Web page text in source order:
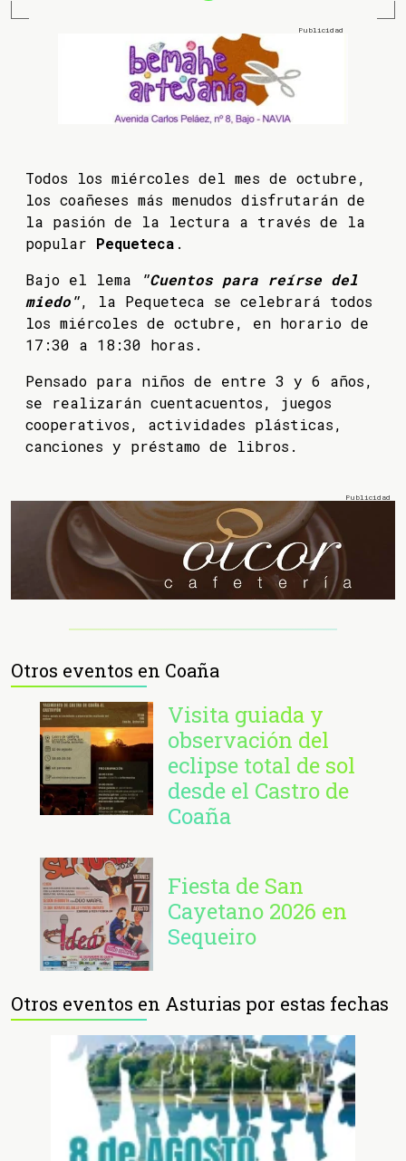
Todos los miércoles del mes de octubre,
los coañeses más menudos disfrutarán de
la pasión de la lectura a través de la
popular Pequeteca .
Bajo el lema
"Cuentos para reírse del
miedo", la Pequeteca se celebrará todos
los miércoles de octubre, en horario de
17:30 a 18:30 horas.
Pensado para niños de entre 3 y 6 años,
se realizarán cuentacuentos, juegos
cooperativos, actividades plásticas,
canciones y préstamo de libros.
Otros eventos en Coaña
Visita guiada y
observación del
eclipse total de sol
desde el Castro de
Coaña
Fiesta de San
Cayetano 2026 en
Sequeiro
Otros eventos en Asturias por estas fechas